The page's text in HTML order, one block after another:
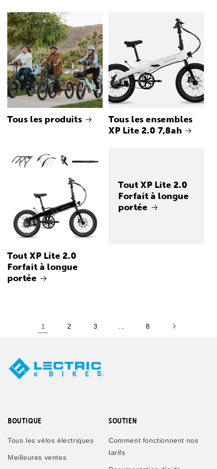
Tous les produits
Tous les ensembles
XP Lite 2.0 7,8ah
Tout XP Lite 2.0
Forfait à longue
portée
Tout XP Lite 2.0
Forfait à longue
portée
1 2 3 8
BOUTIQUE
Tous les vélos électriques
Meilleures ventes
SOUTIEN
Comment fonctionnent nos
tarifs